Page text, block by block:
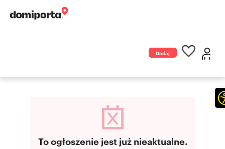
Dodaj
To ogłoszenie jest już nieaktualne.